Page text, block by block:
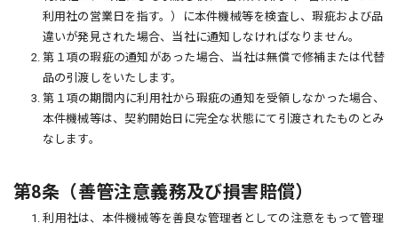
利用社の営業日を指す。）に本件機械等を検査し、瑕疵および品
違いが発見された場合、当社に通知しなければなりません。
2. 第１項の瑕疵の通知があった場合、当社は無償で修補または代替
品の引渡しをいたします。
3. 第１項の期間内に利用社から瑕疵の通知を受領しなかった場合、
本件機械等は、契約開始日に完全な状態にて引渡されたものとみ
なします。
第8条（善管注意義務及び損害賠償）
1. 利用社は、本件機械等を善良な管理者としての注意をもって管理